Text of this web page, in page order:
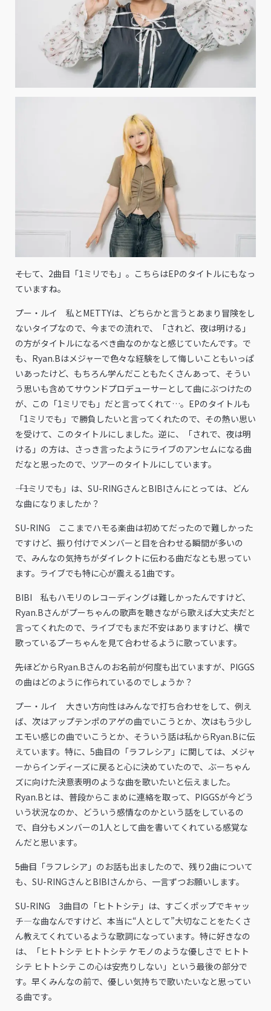
――そして、2曲目「1ミリでも」。こちらはEPのタイトルにもなっ
ていますね。
プー・ルイ 私とMETTYは、どちらかと言うとあまり冒険をし
ないタイプなので、今までの流れで、「されど、夜は明ける」
の方がタイトルになるべき曲なのかなと感じていたんです。で
も、Ryan.Bはメジャーで色々な経験をして悔しいこともいっぱ
いあったけど、もちろん学んだこともたくさんあって、そうい
う思いも含めてサウンドプロデューサーとして曲にぶつけたの
が、この「1ミリでも」だと言ってくれて…。EPのタイトルも
「1ミリでも」で勝負したいと言ってくれたので、その熱い思い
を受けて、このタイトルにしました。逆に、「されで、夜は明
ける」の方は、さっき言ったようにライブのアンセムになる曲
だなと思ったので、ツアーのタイトルにしています。
――「1ミリでも」は、SU-RINGさんとBIBIさんにとっては、どん
な曲になりましたか？
SU-RING ここまでハモる楽曲は初めてだったので難しかった
ですけど、振り付けでメンバーと目を合わせる瞬間が多いの
で、みんなの気持ちがダイレクトに伝わる曲だなとも思ってい
ます。ライブでも特に心が震える1曲です。
BIBI 私もハモリのレコーディングは難しかったんですけど、
Ryan.Bさんがプーちゃんの歌声を聴きながら歌えば大丈夫だと
言ってくれたので、ライブでもまだ不安はありますけど、横で
歌っているプーちゃんを見て合わせるように歌っています。
――先ほどからRyan.Bさんのお名前が何度も出ていますが、PIGGS
の曲はどのように作られているのでしょうか？
プー・ルイ 大きい方向性はみんなで打ち合わせをして、例え
ば、次はアップテンポのアゲの曲でいこうとか、次はもう少し
エモい感じの曲でいこうとか、そういう話は私からRyan.Bに伝
えています。特に、5曲目の「ラフレシア」に関しては、メジャ
ーからインディーズに戻ると心に決めていたので、ぶーちゃん
ズに向けた決意表明のような曲を歌いたいと伝えました。
Ryan.Bとは、普段からこまめに連絡を取って、PIGGSが今どう
いう状況なのか、どういう感情なのかという話をしているの
で、自分もメンバーの1人として曲を書いてくれている感覚な
んだと思います。
――5曲目「ラフレシア」のお話も出ましたので、残り2曲について
も、SU-RINGさんとBIBIさんから、一言ずつお願いします。
SU-RING 3曲目の「ヒトトシテ」は、すごくポップでキャッ
チ―な曲なんですけど、本当に“人として”大切なことをたくさ
ん教えてくれているような歌詞になっています。特に好きなの
は、「ヒトトシテ ヒトトシテ ケモノのような優しさで ヒトト
シテ ヒトトシテ この心は安売りしない」という最後の部分で
す。早くみんなの前で、優しい気持ちで歌いたいなと思ってい
る曲です。